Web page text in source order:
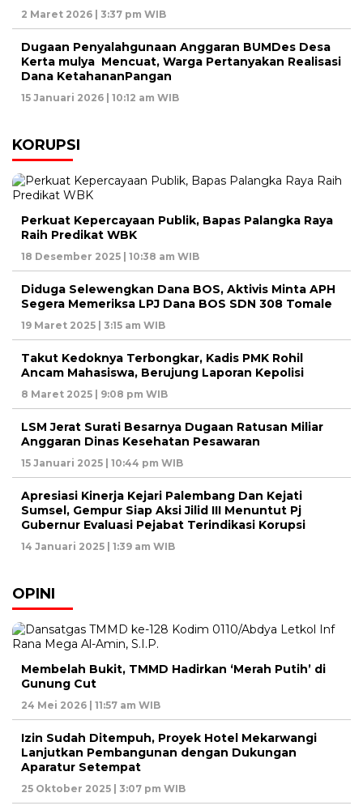
2 Maret 2026 | 3:37 pm WIB
Dugaan Penyalahgunaan Anggaran BUMDes Desa
Kerta mulya Mencuat, Warga Pertanyakan Realisasi
Dana KetahananPangan
15 Januari 2026 | 10:12 am WIB
KORUPSI
Perkuat Kepercayaan Publik, Bapas Palangka Raya
Raih Predikat WBK
18 Desember 2025 | 10:38 am WIB
Diduga Selewengkan Dana BOS, Aktivis Minta APH
Segera Memeriksa LPJ Dana BOS SDN 308 Tomale
19 Maret 2025 | 3:15 am WIB
Takut Kedoknya Terbongkar, Kadis PMK Rohil
Ancam Mahasiswa, Berujung Laporan Kepolisi
8 Maret 2025 | 9:08 pm WIB
LSM Jerat Surati Besarnya Dugaan Ratusan Miliar
Anggaran Dinas Kesehatan Pesawaran
15 Januari 2025 | 10:44 pm WIB
Apresiasi Kinerja Kejari Palembang Dan Kejati
Sumsel, Gempur Siap Aksi Jilid III Menuntut Pj
Gubernur Evaluasi Pejabat Terindikasi Korupsi
14 Januari 2025 | 1:39 am WIB
OPINI
Membelah Bukit, TMMD Hadirkan ‘Merah Putih’ di
Gunung Cut
24 Mei 2026 | 11:57 am WIB
Izin Sudah Ditempuh, Proyek Hotel Mekarwangi
Lanjutkan Pembangunan dengan Dukungan
Aparatur Setempat
25 Oktober 2025 | 3:07 pm WIB